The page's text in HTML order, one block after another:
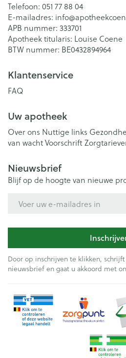
Telefoon: 051 77 88 04
E-mailadres: info@
APB nummer: 333701
Apotheek titularis: Louise Coene
BTW nummer: BE0432894964
Klantenservice
FAQ
Uw apotheek
Over ons Nuttige links
van wachtVoorschrift
Nieuwsbrief
Blijf op de hoogte van nieuwe
Door op inschrijven te klikken,
nieuwsbrief en gaat u akkoord met